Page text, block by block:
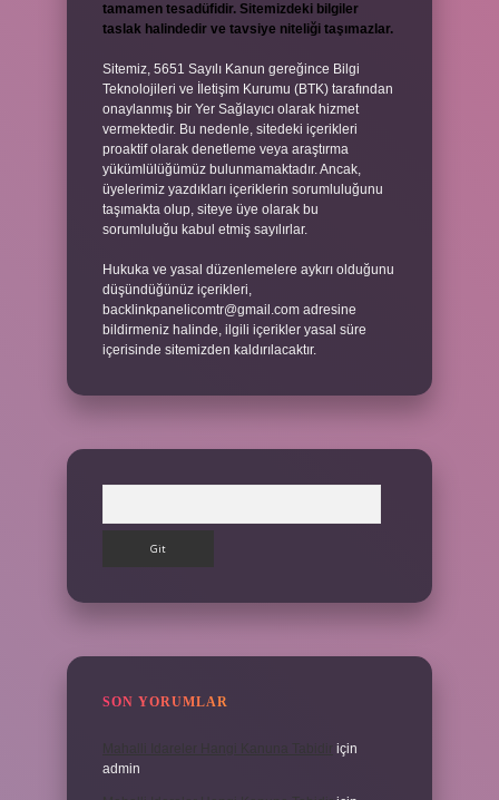
tamamen tesadüfidir. Sitemizdeki bilgiler
taslak halindedir ve tavsiye niteliği taşımazlar.
Sitemiz, 5651 Sayılı Kanun gereğince Bilgi
Teknolojileri ve İletişim Kurumu (BTK) tarafından
onaylanmış bir Yer Sağlayıcı olarak hizmet
vermektedir. Bu nedenle, sitedeki içerikleri
proaktif olarak denetleme veya araştırma
yükümlülüğümüz bulunmamaktadır. Ancak,
üyelerimiz yazdıkları içeriklerin sorumluluğunu
taşımakta olup, siteye üye olarak bu
sorumluluğu kabul etmiş sayılırlar.
Hukuka ve yasal düzenlemelere aykırı olduğunu
düşündüğünüz içerikleri,
backlinkpanelicomtr@gmail.com adresine
bildirmeniz halinde, ilgili içerikler yasal süre
içerisinde sitemizden kaldırılacaktır.
SON YORUMLAR
için
admin